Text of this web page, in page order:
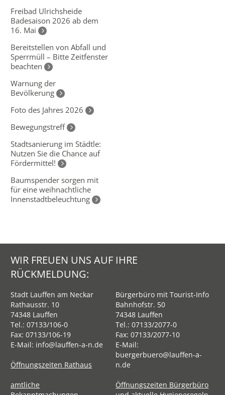
Freibad Ulrichsheide
Badesaison 2026 ab dem
16. Mai
Bereitstellen von Abfall und
Sperrmüll – Bitte Zeitfenster
beachten
Warnung der
Bevölkerung
Foto des Jahres 2026
Bewegungstreff
Stadtsanierung im Städtle:
Nutzen Sie die Chance auf
Fördermittel!
Baumspender sorgen mit
für eine weihnachtliche
Innenstadtbeleuchtung
WIR FREUEN UNS AUF IHRE
RÜCKMELDUNG:
Stadt Lauffen am Neckar
Rathausstr. 10
74348 Lauffen
Tel.: 07133/106-0
Fax: 07133/106-19
E-Mail: info@lauffen-a-n.de
Öffnungszeiten Rathaus
amtliche
Bürgerbüro mit Tourist-Info
Bahnhofstr. 50
74348 Lauffen
Tel.:07133/2077-0
Fax: 07133/2077-10
E-Mail:
buergerbuero@lauffen-a-
n.de
Öffnungszeiten Bürgerbüro